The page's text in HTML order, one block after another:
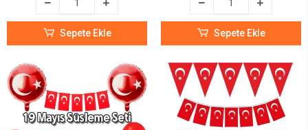
Sepete Ekle Sepete Ekle